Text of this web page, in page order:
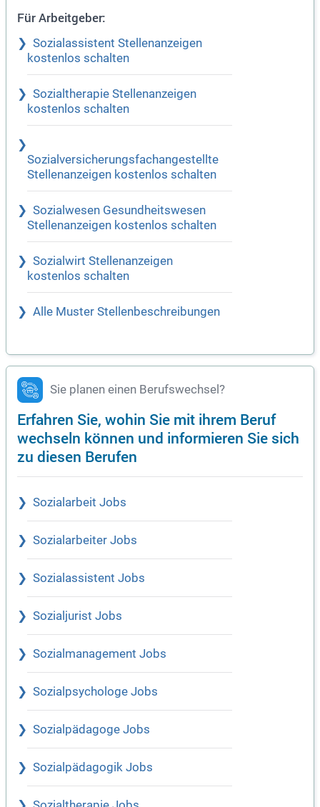
Für Arbeitgeber:
Sozialassistent Stellenanzeigen
kostenlos schalten
Sozialtherapie Stellenanzeigen
kostenlos schalten
Sozialversicherungsfachangestellte
Stellenanzeigen kostenlos schalten
Sozialwesen Gesundheitswesen
Stellenanzeigen kostenlos schalten
Sozialwirt Stellenanzeigen
kostenlos schalten
Alle Muster Stellenbeschreibungen
Sie planen einen Berufswechsel?
Erfahren Sie, wohin Sie mit ihrem Beruf
wechseln können und informieren Sie sich
zu diesen Berufen
Sozialarbeit Jobs
Sozialarbeiter Jobs
Sozialassistent Jobs
Sozialjurist Jobs
Sozialmanagement Jobs
Sozialpsychologe Jobs
Sozialpädagoge Jobs
Sozialpädagogik Jobs